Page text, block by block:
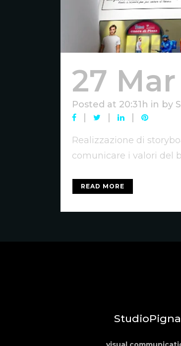
27 Mar
Posted at 20:31h in by
Realizzazione di
comunicare i valori del
READ MORE
StudioPigna